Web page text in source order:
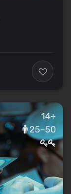
14+
25–50